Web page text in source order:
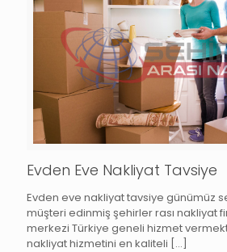
Evden Eve Nakliyat Tavsiye
Evden eve nakliyat tavsiye günümüz
müşteri edinmiş şehirler rası nakliyat
merkezi Türkiye geneli hizmet
nakliyat hizmetini en kaliteli […]